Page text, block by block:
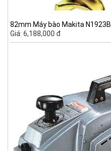
82mm Máy bào Makita N1923B
Giá: 6,188,000 đ